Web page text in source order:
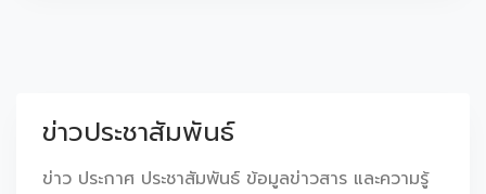
ข่าวประชาสัมพันธ์
ข่าว ประกาศ ประชาสัมพันธ์ ข้อมูลข่าวสาร และความรู้